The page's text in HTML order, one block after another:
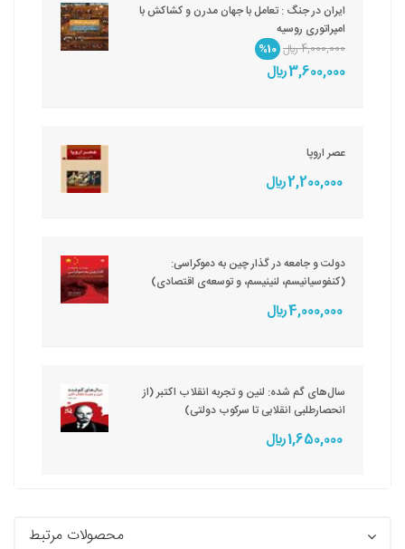
ایران در جنگ : تعامل با جهان مدرن و کشاکش با
امپراتوری روسیه
4,000,000 ريال
%10
3,600,000 ريال
عصر اروپا
2,200,000 ريال
دولت و جامعه در گذار چین به دموکراسی:
(کنفوسیانیسم، لنینیسم، و توسعه‌ى اقتصادى)
4,000,000 ريال
سال‌های گم شده: لنین و تجربه انقلاب اکتبر (از
انحصارطلبی انقلابی تا سرکوب دولتی)
1,650,000 ريال
محصولات مرتبط